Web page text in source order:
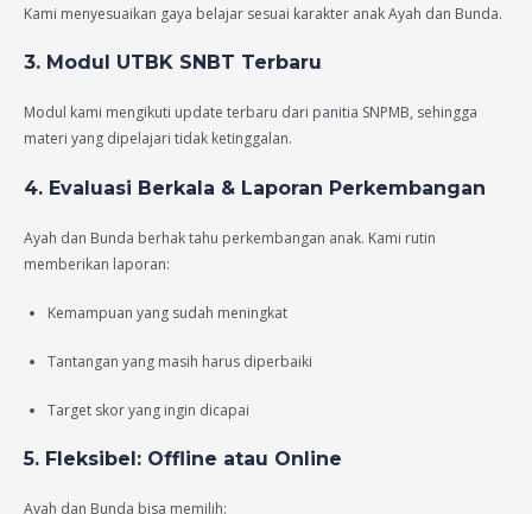
Kami menyesuaikan gaya belajar sesuai karakter anak Ayah dan Bunda.
3. Modul UTBK SNBT Terbaru
Modul kami mengikuti update terbaru dari panitia SNPMB, sehingga
materi yang dipelajari tidak ketinggalan.
4. Evaluasi Berkala & Laporan Perkembangan
Ayah dan Bunda berhak tahu perkembangan anak. Kami rutin
memberikan laporan:
Kemampuan yang sudah meningkat
Tantangan yang masih harus diperbaiki
Target skor yang ingin dicapai
5. Fleksibel: Offline atau Online
Ayah dan Bunda bisa memilih: